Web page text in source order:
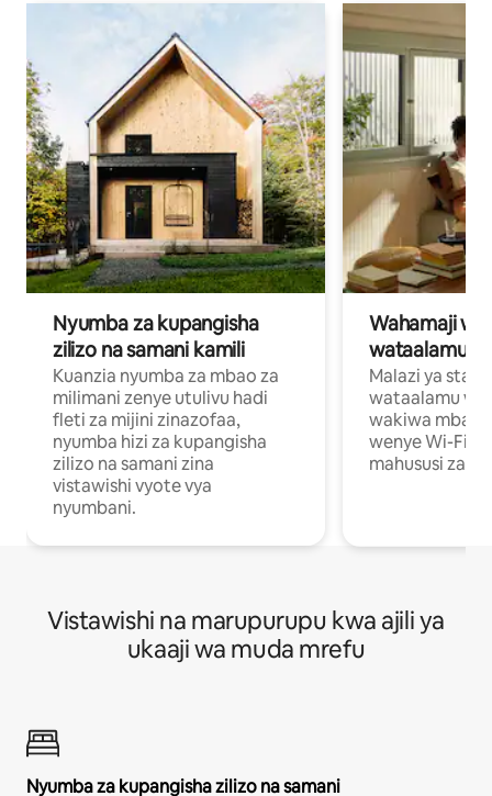
Nyumba za kupangisha
zilizo na samani kamili
Kuanzia nyumba za mbao za
milimani zenye utulivu hadi
fleti za mijini zinazofaa,
nyumba hizi za kupangisha
zilizo na samani zina
vistawishi vyote vya
nyumbani.
Wahamaji
wataalamu
Malazi ya
wataalamu
wakiwa mbali
wenye Wi-Fi
mahususi za
Vistawishi na marupurupu kwa ajili ya
ukaaji wa muda mrefu
Nyumba za kupangisha zilizo na samani